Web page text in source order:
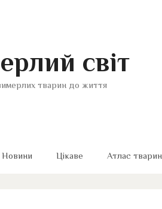
світ
тварин до життя
Новини Цікаве Атлас тварин